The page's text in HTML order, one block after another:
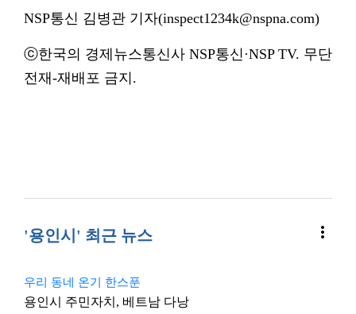
NSP통신 김병관 기자(inspect1234k@nspna.com)
ⓒ한국의 경제뉴스통신사 NSP통신·NSP TV. 무단
전재-재배포 금지.
'용인시' 최근 뉴스 more_vert
우리 동네 온기 한스푼
용인시 주민자치, 베트남 다낭